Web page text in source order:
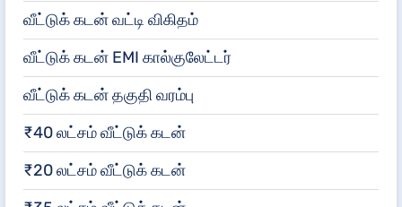
வீட்டுக் கடன் வட்டி விகிதம்
வீட்டுக் கடன் EMI கால்குலேட்டர்
வீட்டுக் கடன் தகுதி வரம்பு
₹40 லட்சம் வீட்டுக் கடன்
₹20 லட்சம் வீட்டுக் கடன்